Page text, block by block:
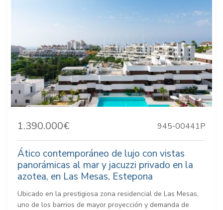
1.390.000€ 945-00441P
Ático contemporáneo de lujo con vistas
panorámicas al mar y jacuzzi privado en la
azotea, en Las Mesas, Estepona
Ubicado en la prestigiosa zona residencial de Las Mesas,
uno de los barrios de mayor proyección y demanda de